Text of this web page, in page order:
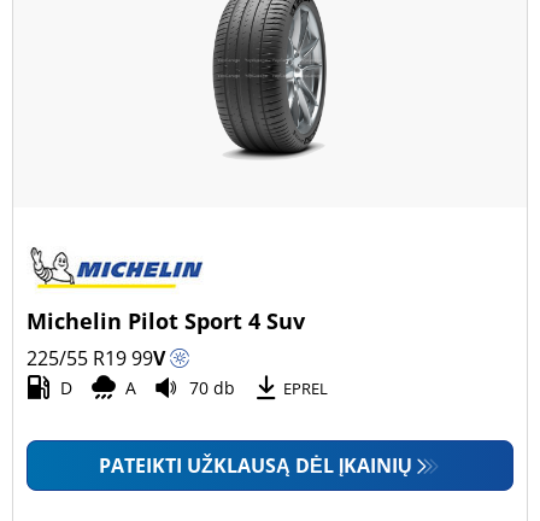
Michelin Pilot Sport 4 Suv
225/55 R1999V
D A 70 db EPREL
PATEIKTI UŽKLAUSĄ DĖL ĮKAINIŲ